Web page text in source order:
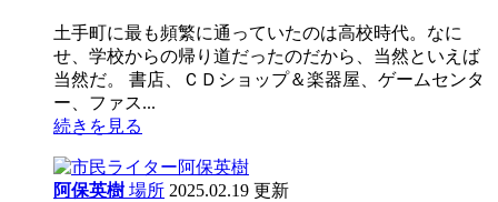
土手町に最も頻繁に通っていたのは高校時代。なに
せ、学校からの帰り道だったのだから、当然といえば
当然だ。 書店、ＣＤショップ＆楽器屋、ゲームセンタ
ー、ファス...
続きを見る
阿保英樹 場所 2025.02.19 更新